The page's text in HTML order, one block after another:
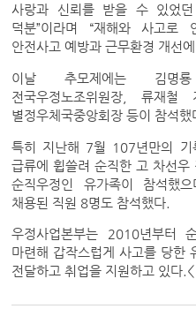
사랑과 신뢰를 받을 수 있었
덕분”이라며 “재해와 사고로
안전사고 예방과 근무환경 개선
이날 추모제에는 김명룡
전국우정노조위원장, 류재철
별정우체국중앙회장 등이 참석했
특히 지난해 7월 107년만의 기
급류에 휩쓸려 순직한 고 차선
순직우정인 유가족이 참석했
채용된 직원 8명도 참석했다.
우정사업본부는 2010년부터
마련해 갑작스럽게 사고를 당한
전달하고 취업을 지원하고 있다